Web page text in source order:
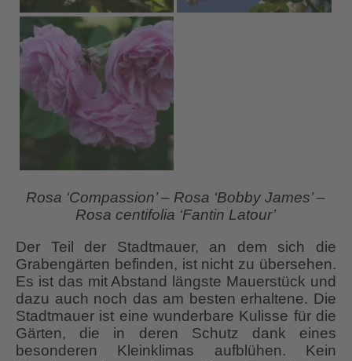
Rosa ‘Compassion’ – Rosa ‘Bobby James’ –
Rosa centifolia ‘Fantin Latour’
Der Teil der Stadtmauer, an dem sich die
Grabengärten befinden, ist nicht zu übersehen.
Es ist das mit Abstand längste Mauerstück und
dazu auch noch das am besten erhaltene. Die
Stadtmauer ist eine wunderbare Kulisse für die
Gärten, die in deren Schutz dank eines
besonderen Kleinklimas aufblühen. Kein